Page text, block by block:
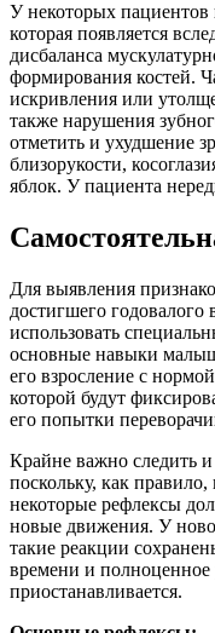
У некоторых пациентов
которая появляется
дисбаланса
формирования костей.
искривления или
также нарушения
отметить и ухудшение
близорукости,
яблок. У пациента
Для выявления
достигшего годовалого
использовать
основные навыки
его взросление с
которой будут
его попытки
Крайне важно следить
поскольку, как
некоторые рефлексы
новые движения. У
такие реакции
времени и полноценное
приостанавливается.